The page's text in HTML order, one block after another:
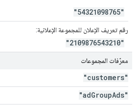
"54321098765"
رقم تعريف الإعلان للمجموعة الإعلانية:
"2109876543210"
معرّفات المجموعات
"customers"
"adGroupAds"